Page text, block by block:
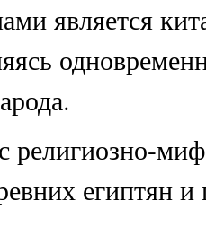
является
религиозно-
египтян и